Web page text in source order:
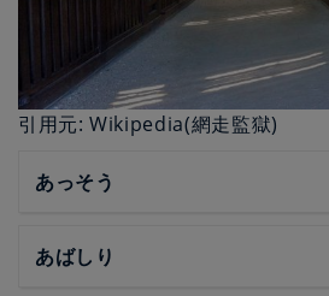
引用元: Wikipedia(網走監獄)
あっそう
あばしり